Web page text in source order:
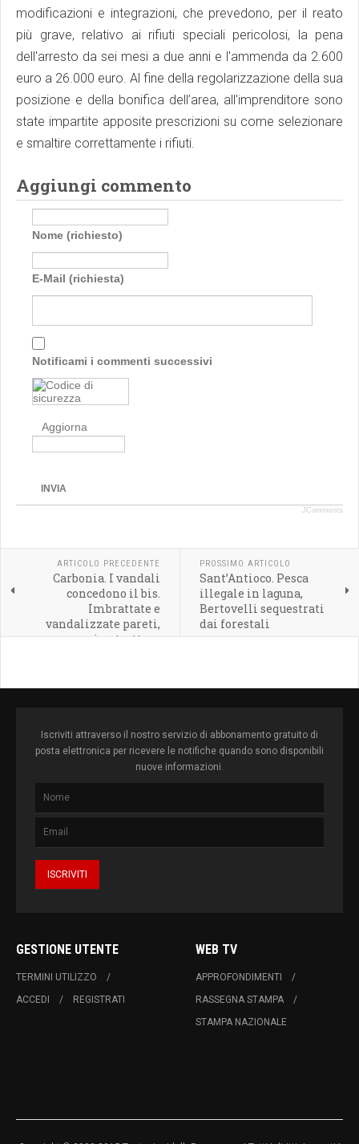
modificazioni e integrazioni, che prevedono, per il reato
più grave, relativo ai rifiuti speciali pericolosi, la pena
dell'arresto da sei mesi a due anni e l'ammenda da 2.600
euro a 26.000 euro. Al fine della regolarizzazione della sua
posizione e della bonifica dell’area, all'imprenditore sono
state impartite apposite prescrizioni su come selezionare
e smaltire correttamente i rifiuti.
Aggiungi commento
Nome (richiesto)
E-Mail (richiesta)
Notificami i commenti successivi
Aggiorna
INVIA
JComments
ARTICOLO PRECEDENTE
Carbonia. I vandali
concedono il bis.
Imbrattate e
vandalizzate pareti,
muri e strutture
PROSSIMO ARTICOLO
Sant’Antioco. Pesca
illegale in laguna,
Bertovelli sequestrati
dai forestali
Iscriviti attraverso il nostro servizio di abbonamento gratuito di
posta elettronica per ricevere le notifiche quando sono disponibili
nuove informazioni.
GESTIONE UTENTE
TERMINI UTILIZZO
ACCEDI
REGISTRATI
WEB TV
APPROFONDIMENTI
RASSEGNA STAMPA
STAMPA NAZIONALE